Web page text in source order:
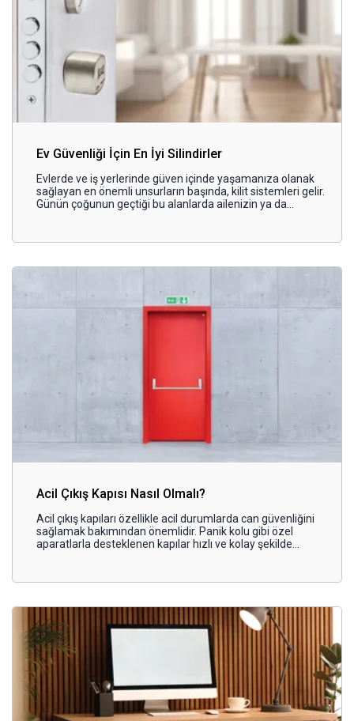
Ev Güvenliği İçin En İyi Silindirler
Evlerde ve iş yerlerinde güven içinde yaşamanıza olanak
sağlayan en önemli unsurların başında, kilit sistemleri gelir.
Günün çoğunun geçtiği bu alanlarda ailenizin ya da
Acil Çıkış Kapısı Nasıl Olmalı?
Acil çıkış kapıları özellikle acil durumlarda can güvenliğini
sağlamak bakımından önemlidir. Panik kolu gibi özel
aparatlarla desteklenen kapılar hızlı ve kolay şekilde
kapısı özellikleri nelerdir? Kapılar neden kullanılır? Bu
bulabilirsiniz.